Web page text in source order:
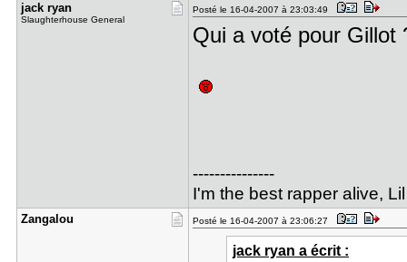
jack ryan
Slaughterhouse General
Posté le 16-04-2007 à 23:03:49
Qui a voté pour Gillot
---------------
I'm the best rapper alive,
Zangalou Posté le 16-04-2007 à 23:06:27
jack ryan a écrit :